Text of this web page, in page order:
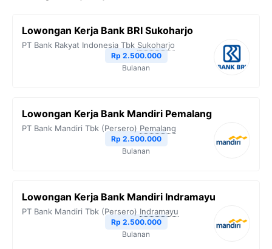
o
e
r
A
n
k
Lowongan Kerja Bank BRI Sukoharjo
PT Bank Rakyat Indonesia Tbk Sukoharjo
Rp 2.500.000
Bulanan
Lowongan Kerja Bank Mandiri Pemalang
PT Bank Mandiri Tbk (Persero) Pemalang
Rp 2.500.000
Bulanan
Lowongan Kerja Bank Mandiri Indramayu
PT Bank Mandiri Tbk (Persero) Indramayu
Rp 2.500.000
Bulanan